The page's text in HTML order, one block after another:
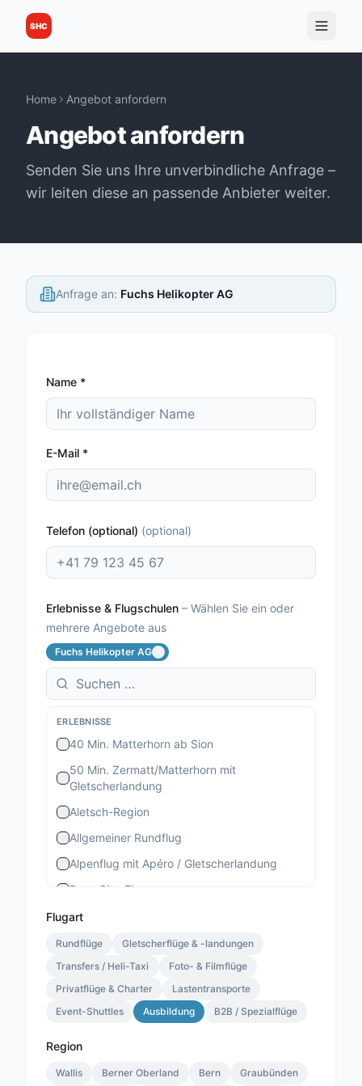
SHC
Home Angebot anfordern
Angebot anfordern
Senden Sie uns Ihre unverbindliche Anfrage –
wir leiten diese an passende Anbieter weiter.
Anfrage an: Fuchs Helikopter AG
Name *
E-Mail *
Telefon (optional) (optional)
Erlebnisse & Flugschulen – Wählen Sie ein oder
mehrere Angebote aus
Fuchs Helikopter AG
ERLEBNISSE
40 Min. Matterhorn ab Sion
50 Min. Zermatt/Matterhorn mit
Gletscherlandung
Aletsch-Region
Allgemeiner Rundflug
Alpenflug mit Apéro / Gletscherlandung
Bern-City-Flug
Berner Stadtrundflug
Berner-Altstadt-Flug
Bernina-Gletscherflug
Bietschhorn-Region
Eiger-Mönch-Jungfrau
Gourmet Special
Gourmet Standard
Flugart
Rundflüge
Gletscherflüge & -landungen
Transfers / Heli-Taxi
Foto- & Filmflüge
Privatflüge & Charter
Lastentransporte
Event-Shuttles
Ausbildung B2B / Spezialflüge
Region
Wallis Berner Oberland Bern
Graubünden